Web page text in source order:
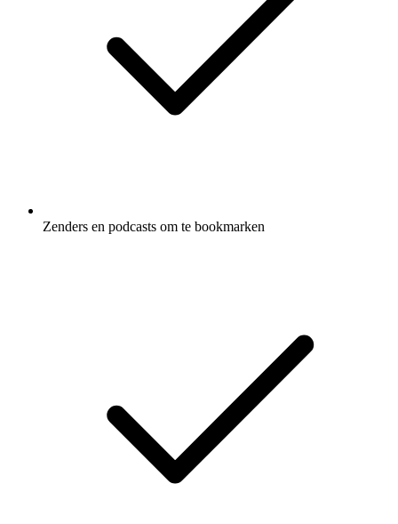
Zenders en podcasts om te bookmarken